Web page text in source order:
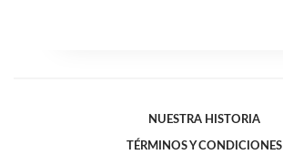
NUESTRA HISTORIA
TÉRMINOS Y CONDICIONES